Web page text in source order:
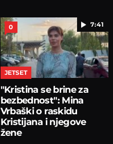
7:41
0
JETSET
"Kristina se brine za
bezbednost": Mina
Vrbaški o raskidu
Kristijana i njegove
žene